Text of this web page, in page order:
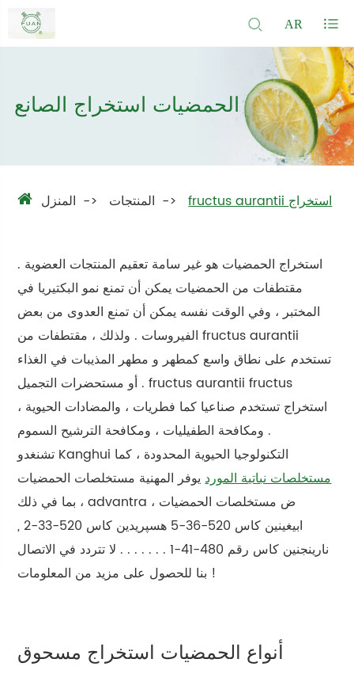
AR
الحمضيات استخراج الصانع
المنزل المنتجات fructus aurantii استخراج
استخراج الحمضيات هو غير سامة تعقيم المنتجات العضوية .
مقتطفات من الحمضيات يمكن أن تمنع نمو البكتيريا في
المختبر ، وفي الوقت نفسه يمكن أن تمنع العدوى من بعض
الفيروسات . ولذلك ، مقتطفات من fructus aurantii
تستخدم على نطاق واسع كمطهر و مطهر المذيبات في الغذاء
أو مستحضرات التجميل . fructus aurantii fructus
استخراج تستخدم صناعيا كما فطريات ، والمضادات الحيوية ،
ومكافحة الطفيليات ، ومكافحة الترشيح السموم .
تشنغدو Kanghui التكنولوجيا الحيوية المحدودة ، كما
مستخلصات نباتية المورديوفر المهنية مستخلصات الحمضيات
، بما في ذلك advantra ض مستخلصات الحمضيات ،
ابيغينين كاس 520-36-5 هسپريدين كاس 520-33-2 ,
نارينجنين كاس رقم 480-41-1 . . . . . . . لا تتردد في الاتصال
بنا للحصول على مزيد من المعلومات !
أنواع الحمضيات استخراج مسحوق